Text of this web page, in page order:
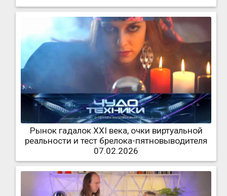
Рынок гадалок XXI века, очки виртуальной
реальности и тест брелока-пятновыводителя
07.02.2026